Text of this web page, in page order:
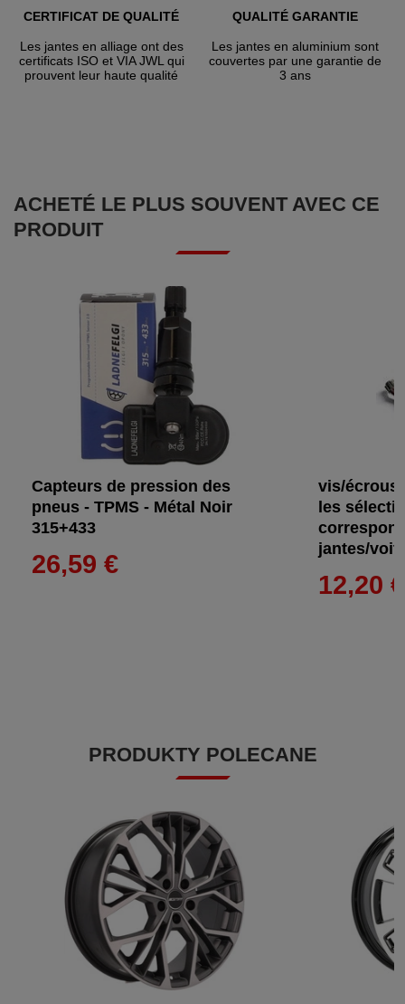
CERTIFICAT DE QUALITÉ
Les jantes en alliage ont des
certificats ISO et VIA JWL qui
prouvent leur haute qualité
QUALITÉ GARANTIE
Les jantes en aluminium sont
couvertes par une garantie de
3 ans
ACHETÉ LE PLUS SOUVENT AVEC CE
PRODUIT
Capteurs de pression des
pneus - TPMS - Métal Noir
315+433
26,59 €
vis/écrous
les
jantes/
12,20 €
PRODUKTY POLECANE